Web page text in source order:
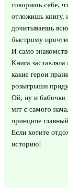
говоришь себе,
отложишь книгу,
дочитываешь
быстрому
И само
Книга
какие герои
розыгрыши
Ой, ну и бабочки
мгг с самого
принципе
Если хотите
историю!